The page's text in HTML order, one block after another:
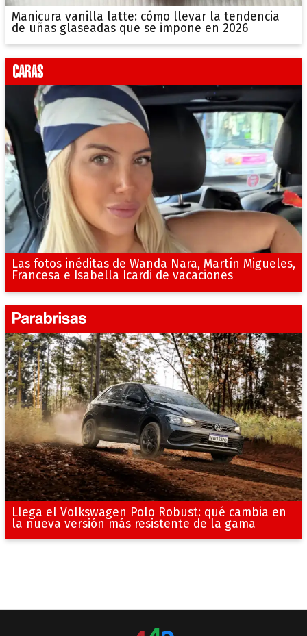
Manicura vanilla latte: cómo llevar la tendencia
de uñas glaseadas que se impone en 2026
Las fotos inéditas de Wanda Nara, Martín Migueles,
Francesa e Isabella Icardi de vacaciones
Llega el Volkswagen Polo Robust: qué cambia en
la nueva versión más resistente de la gama